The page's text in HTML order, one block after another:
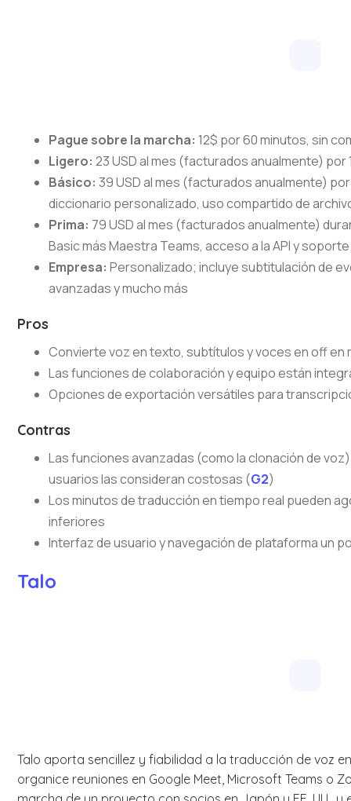
Pague sobre la marcha: 12$ por 60 minutos, sin
Ligero: 23 USD al mes (facturados anualmente) por
Básico: 39 USD al mes (facturados anualmente)
diccionario personalizado, uso compartido de
Prima: 79 USD al mes (facturados anualmente)
Basic más Maestra Teams, acceso a la API y
Empresa: Personalizado; incluye subtitulación de
avanzadas y mucho más
Pros
Convierte voz en texto, subtítulos y voces en off en
Las funciones de colaboración y equipo están
Opciones de exportación versátiles para
Contras
Las funciones avanzadas (como la clonación de
usuarios las consideran costosas (G2)
Los minutos de traducción en tiempo real pueden
inferiores
Interfaz de usuario y navegación de plataforma un
Talo
Talo aporta sencillez y fiabilidad a la traducción de voz
organice reuniones en Google Meet, Microsoft Teams o